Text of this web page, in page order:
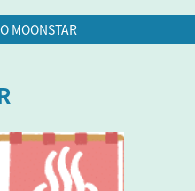
MOONSTAR